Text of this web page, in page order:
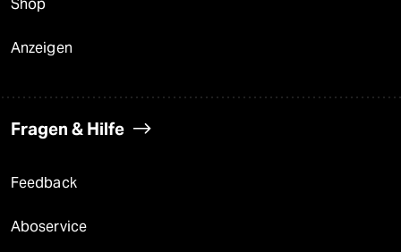
Shop
Anzeigen
Fragen & Hilfe
Feedback
Aboservice